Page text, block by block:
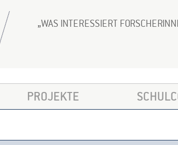
WAS INTERESSIERT
PROJEKTE